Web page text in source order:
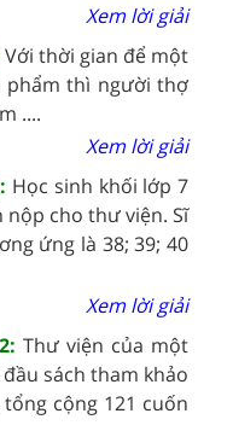
Xem lời giải
Với thời gian để một
phẩm thì người thợ
....
Xem lời giải
Học sinh khối lớp 7
cho thư viện. Sĩ
ứng là 38; 39; 40
Xem lời giải
2:Thư viện của một
sách tham khảo
cộng 121 cuốn